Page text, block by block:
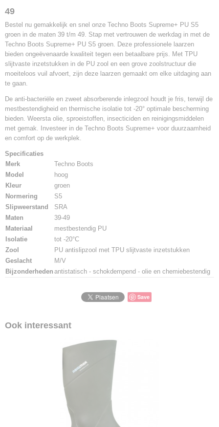
Productcode leverancier
EL15540TPU
49
Bestel nu gemakkelijk en snel onze Techno Boots Supreme+ PU S5
groen in de maten 39 t/m 49. Stap met vertrouwen de werkdag in met de
Techno Boots Supreme+ PU S5 groen. Deze professionele laarzen
bieden ongeëvenaarde kwaliteit tegen een betaalbare prijs. Met TPU
slijtvaste inzetstukken in de PU zool en een grove zoolstructuur die
moeiteloos vuil afvoert, zijn deze laarzen gemaakt om elke uitdaging aan
te gaan.
De anti-bacteriële en zweet absorberende inlegzool houdt je fris, terwijl de
mestbestendigheid en thermische isolatie tot -20° optimale bescherming
bieden. Weersta olie, sproeistoffen, insecticiden en reinigingsmiddelen
met gemak. Investeer in de Techno Boots Supreme+ voor duurzaamheid
en comfort op de werkplek.
Specificaties
Merk
Techno Boots
Model
hoog
Kleur
groen
Normering
S5
Slipweerstand
SRA
Maten
39-49
Materiaal
mestbestendig PU
Isolatie
tot -20°C
Zool
PU antislipzool met TPU slijtvaste inzetstukken
Geslacht
M/V
Bijzonderheden antistatisch - schokdempend - olie en chemiebestendig
Save
Ook interessant